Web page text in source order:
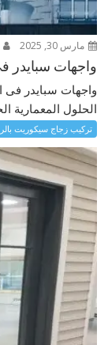
مارس 30, 2025
واجهات سبايدر فى
واجهات سبايدر فى
الحلول المعمارية
تركيب زجاج سيكوريت